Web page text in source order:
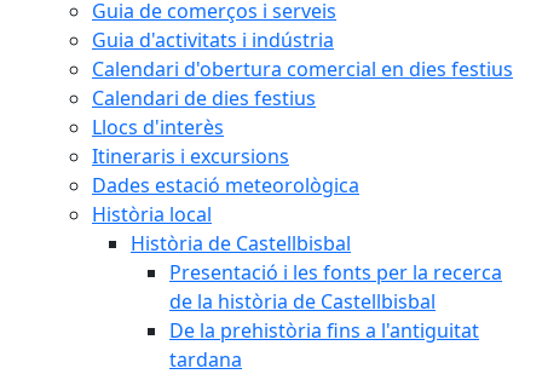
Guia de comerços i serveis
Guia d'activitats i indústria
Calendari d'obertura comercial en dies festius
Calendari de dies festius
Llocs d'interès
Itineraris i excursions
Dades estació meteorològica
Història local
Història de Castellbisbal
Presentació i les fonts per la recerca
de la història de Castellbisbal
De la prehistòria fins a l'antiguitat
tardana